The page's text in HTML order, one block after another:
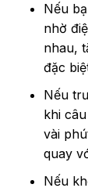
Nếu
nhờ
nhau,
đặc
Nếu
khi
vài
quay
Nếu